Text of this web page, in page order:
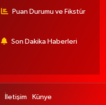
Puan Durumu ve Fikstür
Son Dakika Haberleri
İletişim Künye